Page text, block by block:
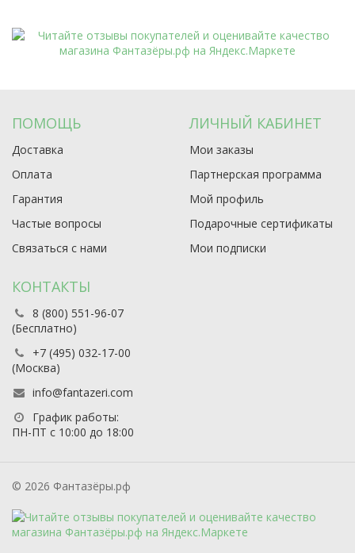
ПОМОЩЬ
Доставка
Оплата
Гарантия
Частые вопросы
Связаться с нами
ЛИЧНЫЙ КАБИНЕТ
Мои заказы
Партнерская программа
Мой профиль
Подарочные сертификаты
Мои подписки
КОНТАКТЫ
8 (800) 551-96-07
(Бесплатно)
+7 (495) 032-17-00
(Москва)
info@fantazeri.com
График работы:
ПН-ПТ с 10:00 до 18:00
© 2026 Фантазёры.рф